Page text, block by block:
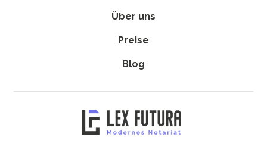
Über uns
Preise
Blog